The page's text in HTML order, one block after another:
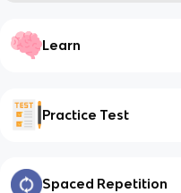
Learn
Practice Test
Spaced Repetition